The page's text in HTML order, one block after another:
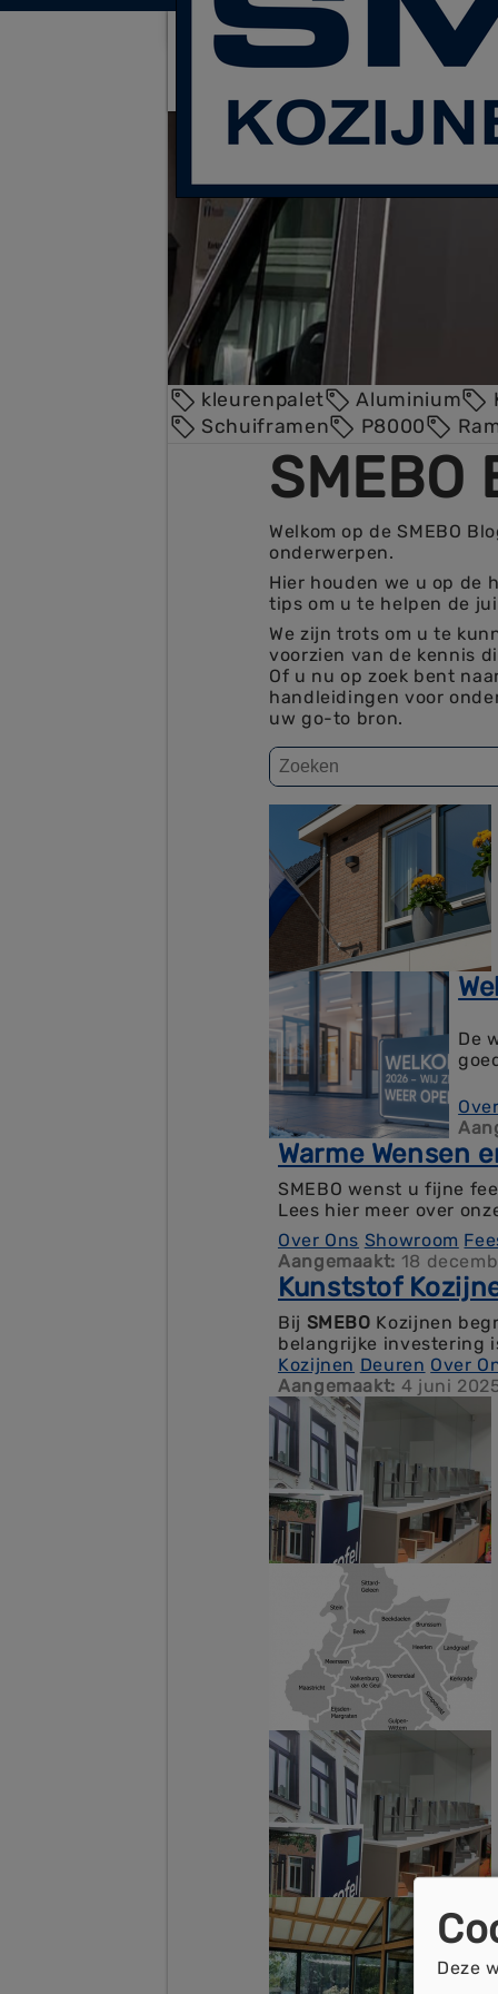
Bekijk gauw onze laatste
kleurenpalet Aluminium
Schuiframen
P8000
SMEBO
Welkom op de SMEBO
onderwerpen.
Hier houden we u op de
tips om u te helpen de
We zijn trots om u te
voorzien van de kennis
Of u nu op zoek bent
handleidingen voor
uw go-to bron.
De
Warme Wensen
SMEBO wenst u fijne
Lees hier meer over
Over Ons Showroom
Aangemaakt: 18
Kunststof
Bij SMEBO Kozijnen
belangrijke investering
beslissing die bijdraagt
Kozijnen Deuren Over
Aangemaakt: 4 juni
Deze